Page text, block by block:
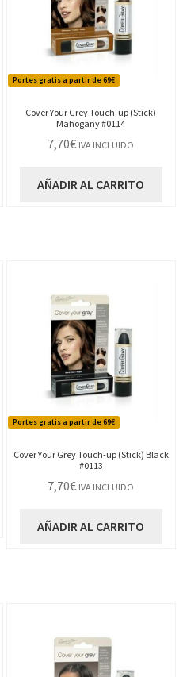
Portes gratis a partir de 69€
Cover Your Grey Touch-up (Stick)
Mahogany #0114
7,70€ IVA INCLUIDO
AÑADIR AL CARRITO
Portes gratis a partir de 69€
Cover Your Grey Touch-up (Stick) Black
#0113
7,70€ IVA INCLUIDO
AÑADIR AL CARRITO